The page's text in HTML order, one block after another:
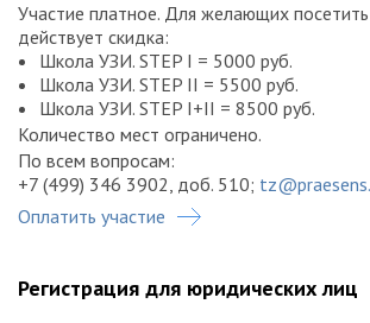
Участие платное. Для желающих
действует скидка:
Школа УЗИ. STEP I = 5000 руб.
Школа УЗИ. STEP II = 5500 руб.
Школа УЗИ. STEP I+II = 8500 руб.
Количество мест ограничено.
По всем вопросам:
+7 (499) 346 3902, доб. 510;
Оплатить участие
Регистрация для юридических лиц